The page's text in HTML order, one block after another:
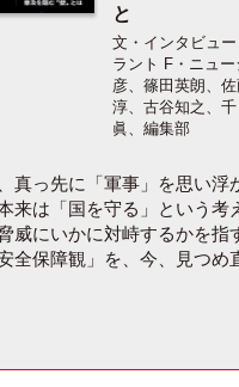
と
文・インタビュ
ラント F・ニュ
彦、篠田英朗、
淳、古谷知之、
眞、編集部
真っ先に「軍事」を思い浮
来は「国を守る」という考
威にいかに対峙するかを指
全保障観」を、今、見つめ